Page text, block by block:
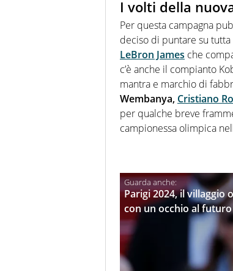
I volti della
Per questa campagna
deciso di puntare su
LeBron James che
c’è anche il compianto
mantra e marchio di
Wembanya, Cristiano
per qualche breve
campionessa olimpica
Parigi 2024, il villaggio
con un occhio al futuro